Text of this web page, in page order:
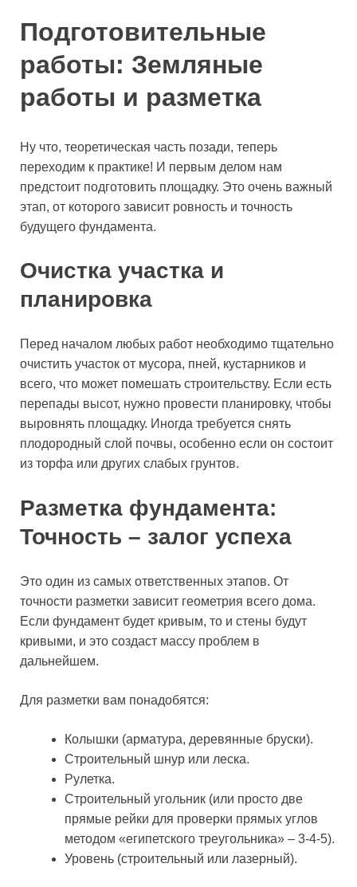
Подготовительные
работы: Земляные
работы и разметка
Ну что, теоретическая часть позади, теперь
переходим к практике! И первым делом нам
предстоит подготовить площадку. Это очень важный
этап, от которого зависит ровность и точность
будущего фундамента.
Очистка участка и
планировка
Перед началом любых работ необходимо тщательно
очистить участок от мусора, пней, кустарников и
всего, что может помешать строительству. Если есть
перепады высот, нужно провести планировку, чтобы
выровнять площадку. Иногда требуется снять
плодородный слой почвы, особенно если он состоит
из торфа или других слабых грунтов.
Разметка фундамента:
Точность – залог успеха
Это один из самых ответственных этапов. От
точности разметки зависит геометрия всего дома.
Если фундамент будет кривым, то и стены будут
кривыми, и это создаст массу проблем в
дальнейшем.
Для разметки вам понадобятся:
Колышки (арматура, деревянные бруски).
Строительный шнур или леска.
Рулетка.
Строительный угольник (или просто две
прямые рейки для проверки прямых углов
методом «египетского треугольника» – 3-4-5).
Уровень (строительный или лазерный).